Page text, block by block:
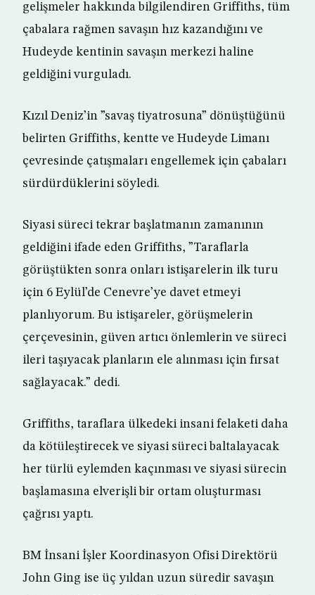
gelişmeler hakkında bilgilendiren Griffiths, tüm
çabalara rağmen savaşın hız kazandığını ve
Hudeyde kentinin savaşın merkezi haline
geldiğini vurguladı.
Kızıl Deniz’in ”savaş tiyatrosuna” dönüştüğünü
belirten Griffiths, kentte ve Hudeyde Limanı
çevresinde çatışmaları engellemek için çabaları
sürdürdüklerini söyledi.
Siyasi süreci tekrar başlatmanın zamanının
geldiğini ifade eden Griffiths, ”Taraflarla
görüştükten sonra onları istişarelerin ilk turu
için 6 Eylül’de Cenevre’ye davet etmeyi
planlıyorum. Bu istişareler, görüşmelerin
çerçevesinin, güven artıcı önlemlerin ve süreci
ileri taşıyacak planların ele alınması için fırsat
sağlayacak.” dedi.
Griffiths, taraflara ülkedeki insani felaketi daha
da kötüleştirecek ve siyasi süreci baltalayacak
her türlü eylemden kaçınması ve siyasi sürecin
başlamasına elverişli bir ortam oluşturması
çağrısı yaptı.
BM İnsani İşler Koordinasyon Ofisi Direktörü
John Ging ise üç yıldan uzun süredir savaşın